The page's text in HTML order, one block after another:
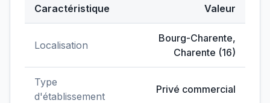
Caractéristique Valeur
Localisation
Bourg-Charente,
Charente (16)
Type
d'établissement
Privé commercial